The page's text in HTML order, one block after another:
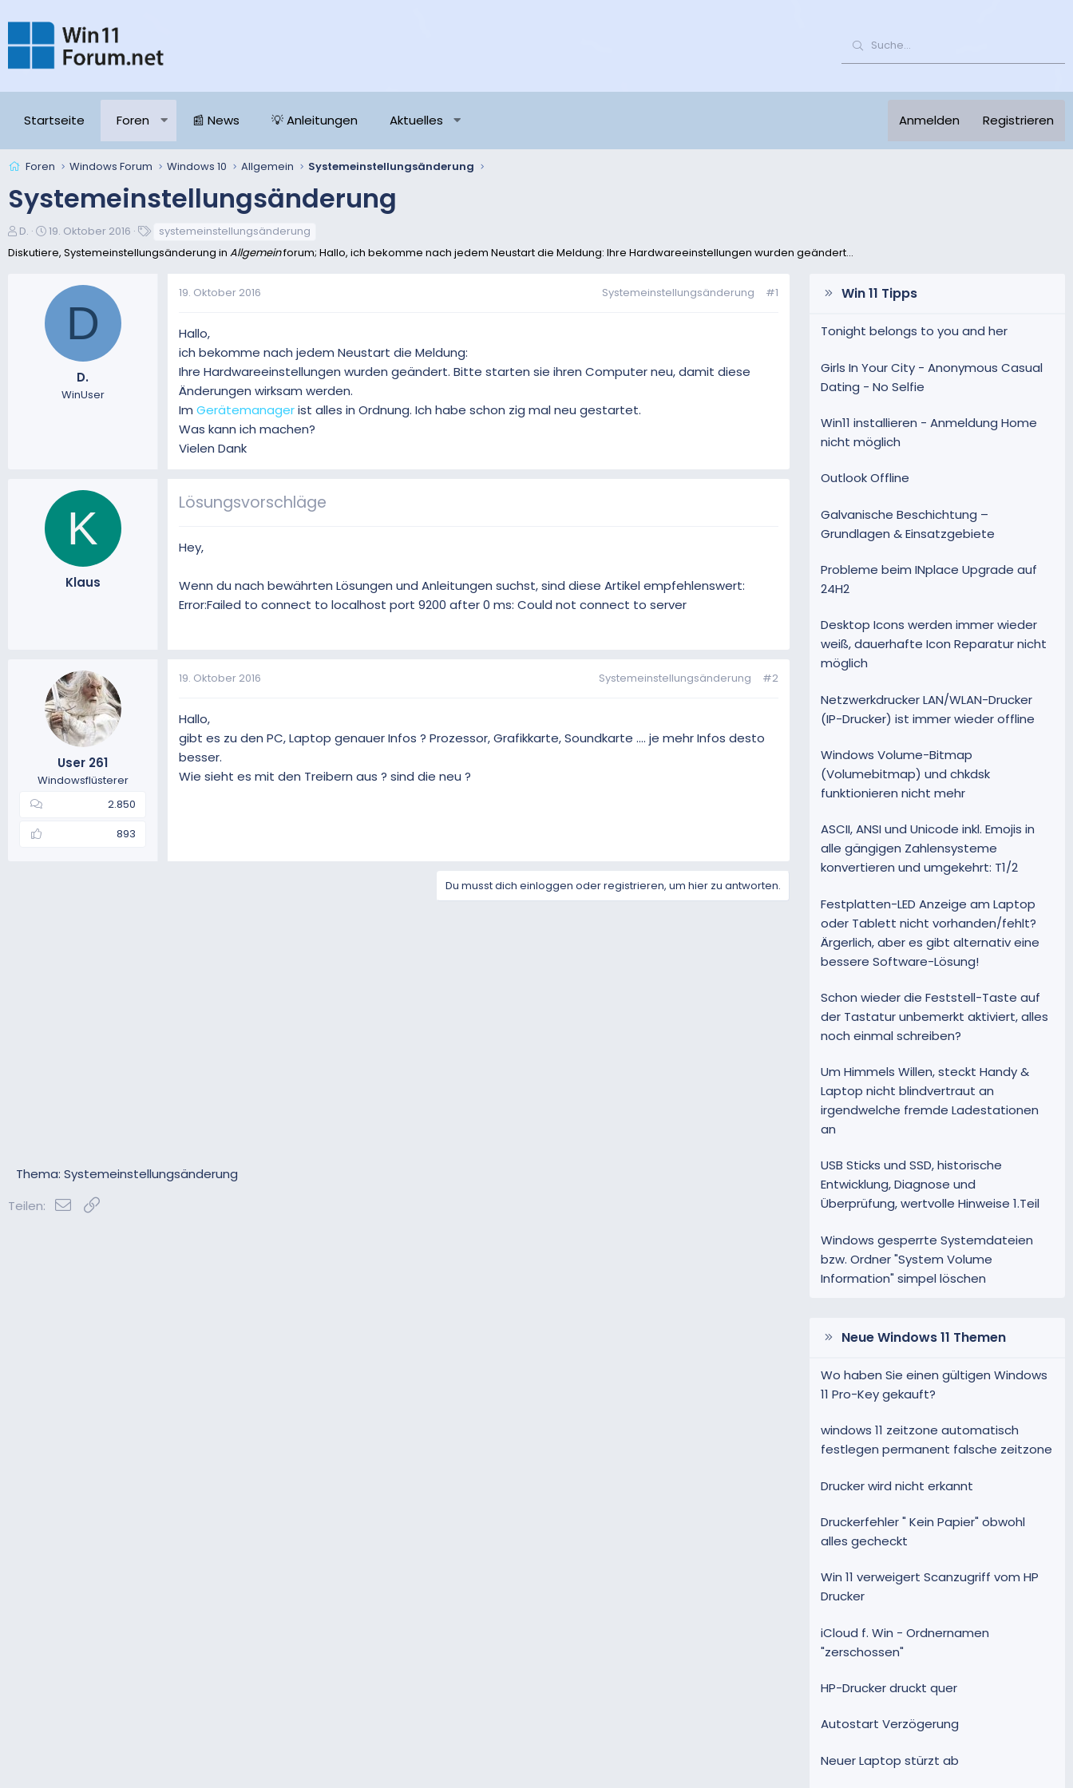
Startseite Foren 📰 News 💡 Anleitungen Aktuelles Anmelden Registrieren
Foren Windows Forum Windows 10 Allgemein Systemeinstellungsänderung
Systemeinstellungsänderung
E
s
D.
E
s
e
l
t
19. Oktober 2016
h
systemeinstellungsänderung
Diskutiere, Systemeinstellungsänderung in Allgemeinforum; Hallo, ich bekomme nach jedem Neustart die Meldung: Ihre Hardwareeinstellungen wurden geändert...
D
D.
WinUser
19. Oktober 2016 Systemeinstellungsänderung #1
Hallo,
ich bekomme nach jedem Neustart die Meldung:
Ihre Hardwareeinstellungen wurden geändert. Bitte starten sie ihren Computer neu, damit diese
Änderungen wirksam werden.
Im Gerätemanagerist alles in Ordnung. Ich habe schon zig mal neu gestartet.
Was kann ich machen?
Vielen Dank
K
Klaus
Lösungsvorschläge
Hey,
Wenn du nach bewährten Lösungen und Anleitungen suchst, sind diese Artikel empfehlenswert:
Error:Failed to connect to localhost port 9200 after 0 ms: Could not connect to server
User 261
Windowsflüsterer
2.850
893
19. Oktober 2016 Systemeinstellungsänderung #2
Hallo,
gibt es zu den PC, Laptop genauer Infos ? Prozessor, Grafikkarte, Soundkarte .... je mehr Infos desto
besser.
Wie sieht es mit den Treibern aus ? sind die neu ?
Du musst dich einloggen oder registrieren, um hier zu antworten.
Thema: Systemeinstellungsänderung
Teilen:
E-Mail
Win 11 Tipps
Tonight belongs to you and her
Girls In Your City - Anonymous Casual
Dating - No Selfie
Win11 installieren - Anmeldung Home
nicht möglich
Outlook Offline
Galvanische Beschichtung –
Grundlagen & Einsatzgebiete
Probleme beim INplace Upgrade auf
24H2
Desktop Icons werden immer wieder
weiß, dauerhafte Icon Reparatur nicht
möglich
Netzwerkdrucker LAN/WLAN-Drucker
(IP-Drucker) ist immer wieder offline
Windows Volume-Bitmap
(Volumebitmap) und chkdsk
funktionieren nicht mehr
ASCII, ANSI und Unicode inkl. Emojis in
alle gängigen Zahlensysteme
konvertieren und umgekehrt: T1/2
Festplatten-LED Anzeige am Laptop
oder Tablett nicht vorhanden/fehlt?
Ärgerlich, aber es gibt alternativ eine
bessere Software-Lösung!
Schon wieder die Feststell-Taste auf
der Tastatur unbemerkt aktiviert, alles
noch einmal schreiben?
Um Himmels Willen, steckt Handy &
Laptop nicht blindvertraut an
irgendwelche fremde Ladestationen
an
USB Sticks und SSD, historische
Entwicklung, Diagnose und
Überprüfung, wertvolle Hinweise 1.Teil
Windows gesperrte Systemdateien
bzw. Ordner "System Volume
Information" simpel löschen
Neue Windows 11 Themen
Wo haben Sie einen gültigen Windows
11 Pro-Key gekauft?
windows 11 zeitzone automatisch
festlegen permanent falsche zeitzone
Drucker wird nicht erkannt
Druckerfehler " Kein Papier" obwohl
alles gecheckt
Win 11 verweigert Scanzugriff vom HP
Drucker
iCloud f. Win - Ordnernamen
"zerschossen"
HP-Drucker druckt quer
Autostart Verzögerung
Neuer Laptop stürzt ab